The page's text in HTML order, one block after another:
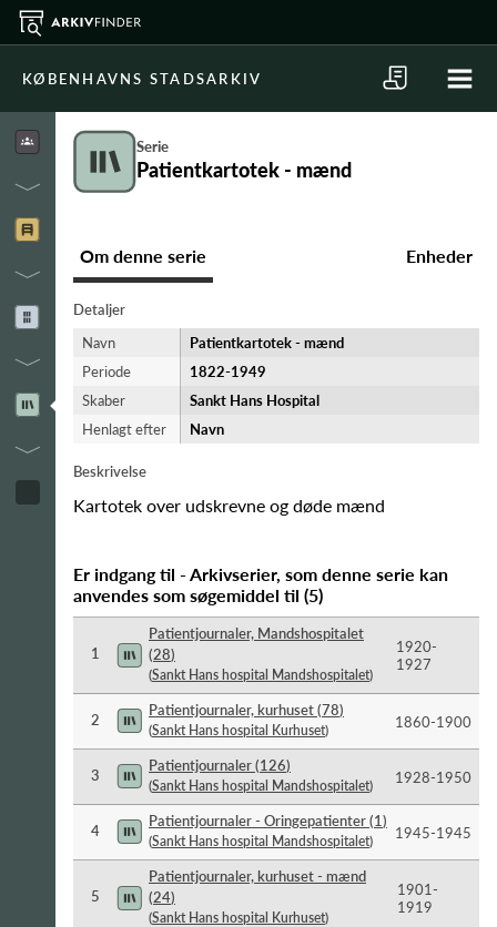
KØBENHAVNS STADSARKIV
Serie
Patientkartotek - mænd
Om denne serie Enheder
Detaljer
Navn
Patientkartotek - mænd
Periode
1822-​1949
Skaber
Sankt Hans Hospital
Henlagt efter
Navn
Beskrivelse
Kartotek over udskrevne og døde mænd
Er indgang til - Arkivserier, som denne serie kan
anvendes som søgemiddel til (5)
1
Patientjournaler, Mandshospitalet
(28)
(Sankt Hans hospital Mandshospitalet)
1920-​
1927
2
Patientjournaler, kurhuset(78)
(Sankt Hans hospital Kurhuset) 1860-​1900
3
Patientjournaler(126)
(Sankt Hans hospital Mandshospitalet) 1928-​1950
4
Patientjournaler - Oringepatienter(1)
(Sankt Hans hospital Mandshospitalet) 1945-​1945
5
Patientjournaler, kurhuset - mænd
(24)
(Sankt Hans hospital Kurhuset)
1901-​
1919